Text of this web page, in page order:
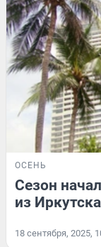
ОСЕНЬ
Сезон
из
18 сентября, 2025,